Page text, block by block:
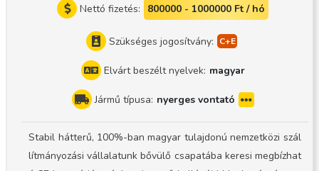
Nettó fizetés: 800000 - 1000000 Ft / hó
Szükséges jogosítvány:
Elvárt beszélt nyelvek: magyar
Jármű típusa: nyerges vontató
Stabil hátterű, 100%-ban magyar tulajdonú nemzetközi szál
lítmányozási vállalatunk bővülő csapatába keresi megbízhat